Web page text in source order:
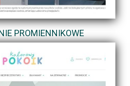
PROMIENNIKOWE